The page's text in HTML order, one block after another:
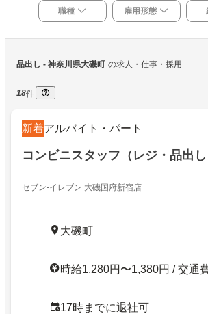
職種 雇用形態
品出し - 神奈川県大磯町 の求人・仕事・採用
18件
新着アルバイト・パート
コンビニスタッフ（レジ・品出し
セブン-イレブン 大磯国府新宿店
大磯町
時給1,280円〜1,380円 / 交通
17時までに退社可